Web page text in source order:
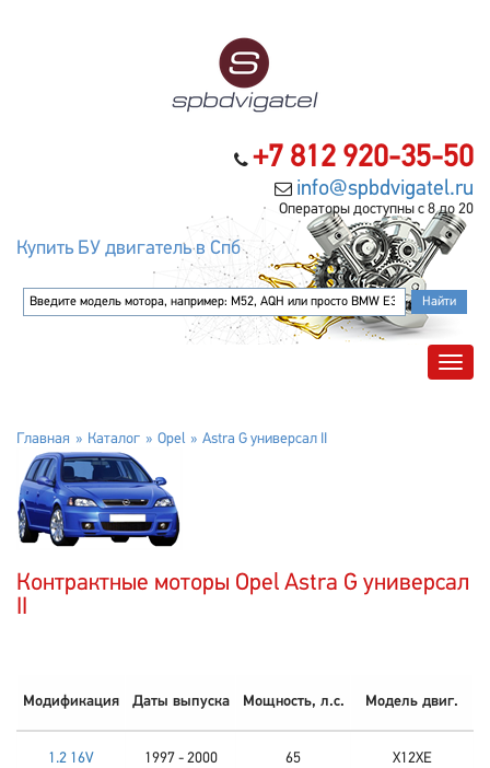
+7 812 920-35-50
info@spbdvigatel.ru
Операторы доступны с 8 до 20
Купить БУ двигатель в Спб
Главная Каталог Opel Astra G универсал II
Контрактные моторы Opel Astra G универсал
II
Модификация Даты выпуска Мощность, л.с. Модель двиг.
1.2 16V 1997 - 2000 65 X12XE